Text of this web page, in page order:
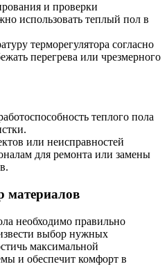
и проверки
использовать теплый пол в
терморегулятора согласно
перегрева или чрезмерного
теплого пола
или неисправностей
для ремонта или замены
материалов
необходимо правильно
выбор нужных
максимальной
и обеспечит комфорт в